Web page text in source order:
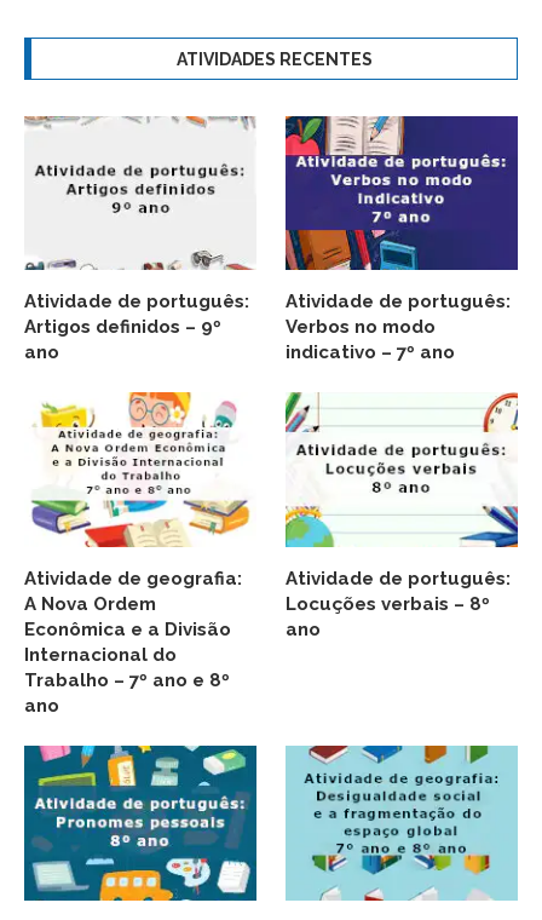
ATIVIDADES RECENTES
Atividade de português:
Artigos definidos – 9º
ano
Atividade de português:
Verbos no modo
indicativo – 7º ano
Atividade de geografia:
A Nova Ordem
Econômica e a Divisão
Internacional do
Trabalho – 7º ano e 8º
ano
Atividade de português:
Locuções verbais – 8º
ano